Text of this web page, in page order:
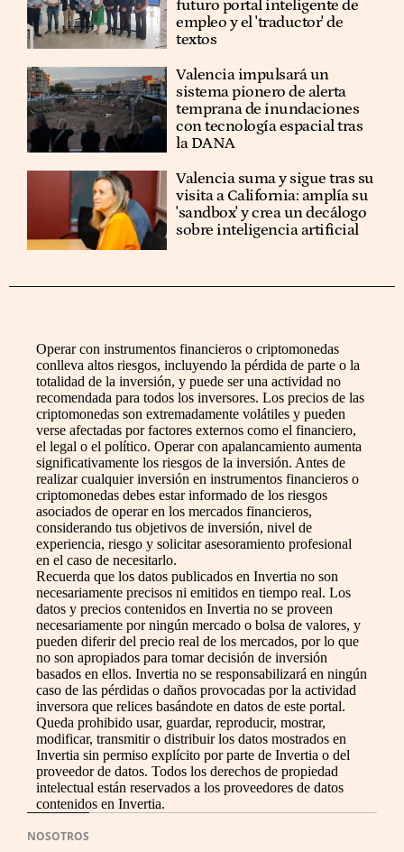
futuro portal inteligente de
empleo y el 'traductor' de
textos
Valencia impulsará un
sistema pionero de alerta
temprana de inundaciones
con tecnología espacial tras
la DANA
Valencia suma y sigue tras su
visita a California: amplía su
'sandbox' y crea un decálogo
sobre inteligencia artificial
Operar con instrumentos financieros o criptomonedas
conlleva altos riesgos, incluyendo la pérdida de parte o la
totalidad de la inversión, y puede ser una actividad no
recomendada para todos los inversores. Los precios de las
criptomonedas son extremadamente volátiles y pueden
verse afectadas por factores externos como el financiero,
el legal o el político. Operar con apalancamiento aumenta
significativamente los riesgos de la inversión. Antes de
realizar cualquier inversión en instrumentos financieros o
criptomonedas debes estar informado de los riesgos
asociados de operar en los mercados financieros,
considerando tus objetivos de inversión, nivel de
experiencia, riesgo y solicitar asesoramiento profesional
en el caso de necesitarlo.
Recuerda que los datos publicados en Invertia no son
necesariamente precisos ni emitidos en tiempo real. Los
datos y precios contenidos en Invertia no se proveen
necesariamente por ningún mercado o bolsa de valores, y
pueden diferir del precio real de los mercados, por lo que
no son apropiados para tomar decisión de inversión
basados en ellos. Invertia no se responsabilizará en ningún
caso de las pérdidas o daños provocadas por la actividad
inversora que relices basándote en datos de este portal.
Queda prohibido usar, guardar, reproducir, mostrar,
modificar, transmitir o distribuir los datos mostrados en
Invertia sin permiso explícito por parte de Invertia o del
proveedor de datos. Todos los derechos de propiedad
intelectual están reservados a los proveedores de datos
contenidos en Invertia.
NOSOTROS